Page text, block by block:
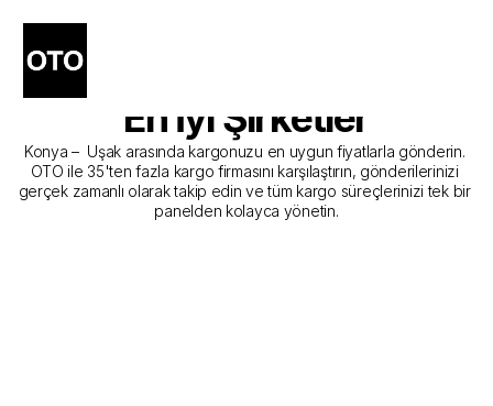
Konya - Uşak Kargo
Gönderim Hizmeti Sunan
En İyi Şirketler
Konya –  Uşak arasında kargonuzu en uygun fiyatlarla gönderin.
OTO ile 35'ten fazla kargo firmasını karşılaştırın, gönderilerinizi
gerçek zamanlı olarak takip edin ve tüm kargo süreçlerinizi tek bir
panelden kolayca yönetin.